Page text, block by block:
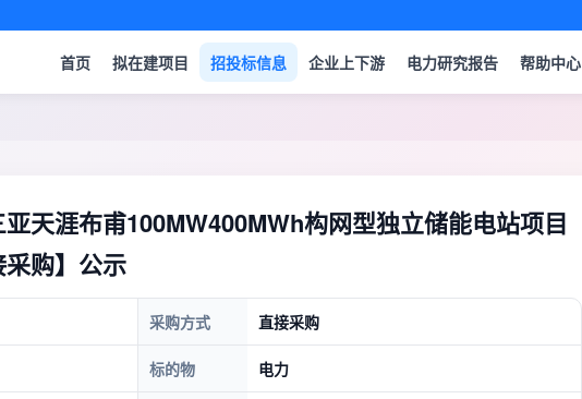
首页 拟在建项目 招投标信息 企业上下游 电力研究报告 帮助中心
亚天涯布甫100MW400MWh构网型独立储能电站项目
购】公示
采购方式 直接采购
标的物 电力